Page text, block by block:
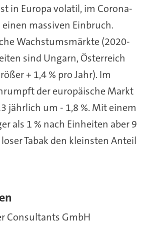
in Europa volatil, im Corona-
einen massiven Einbruch.
Wachstumsmärkte (2020-
sind Ungarn, Österreich
+ 1,4 % pro Jahr). Im
der europäische Markt
jährlich um - 1,8 %. Mit einem
als 1 % nach Einheiten aber 9
Tabak den kleinsten Anteil
Consultants GmbH